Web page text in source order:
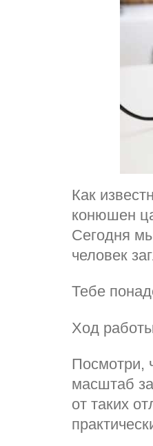
Как
конюшен
Сегодня
человек
Тебе
Ход
Посмотри,
масштаб
от таких